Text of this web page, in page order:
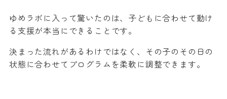
ゆめラボに入って驚いたのは、子どもに合わせて動け
る支援が本当にできることです。
決まった流れがあるわけではなく、その子のその日の
状態に合わせてプログラムを柔軟に調整できます。